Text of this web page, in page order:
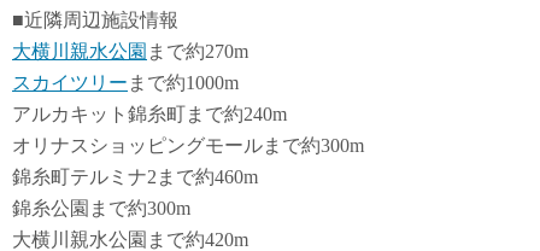
■近隣周辺施設情報
大横川親水公園 まで約270m
スカイツリー まで約1000m
アルカキット錦糸町まで約240m
オリナスショッピングモールまで約300m
錦糸町テルミナ2まで約460m
錦糸公園まで約300m
大横川親水公園まで約420m